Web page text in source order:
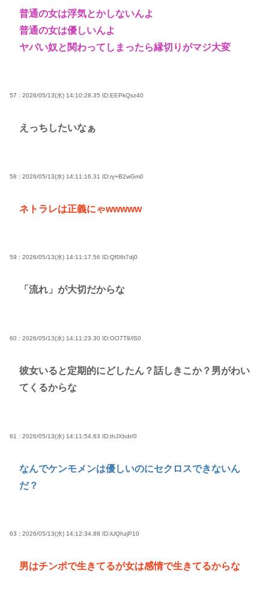
普通の女は浮気とかしないんよ
普通の女は優しいんよ
ヤバい奴と関わってしまったら縁切りがマジ大変
57 : 2026/05/13(水) 14:10:28.35 ID:EEPkQsz40
えっちしたいなぁ
58 : 2026/05/13(水) 14:11:16.31 ID:ry+B2wGm0
ネトラレは正義にゃwwwww
59 : 2026/05/13(水) 14:11:17.56 ID:Qf06t7dj0
「流れ」が大切だからな
60 : 2026/05/13(水) 14:11:23.30 ID:OO7T9/lS0
彼女いると定期的にどしたん？話しきこか？男がわい
てくるからな
61 : 2026/05/13(水) 14:11:54.63 ID:thJXbdr/0
なんでケンモメンは優しいのにセクロスできないん
だ？
63 : 2026/05/13(水) 14:12:34.88 ID:iUQhzjP10
男はチンポで生きてるが女は感情で生きてるからな